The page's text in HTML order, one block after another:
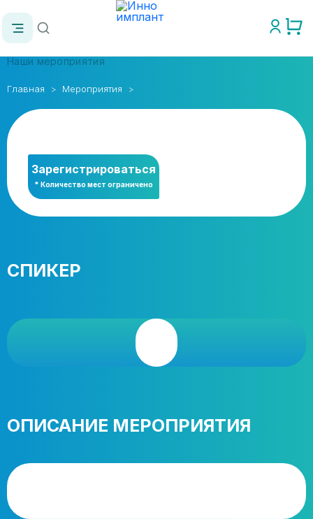
Наши мероприятия
Главная Мероприятия
Зарегистрироваться
* Количество мест ограничено
СПИКЕР
ОПИСАНИЕ МЕРОПРИЯТИЯ